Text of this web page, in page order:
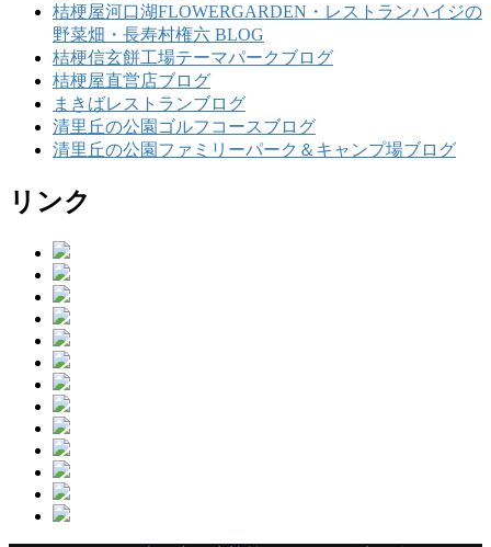
桔梗屋河口湖FLOWERGARDEN・レストランハイジの
野菜畑・長寿村権六 BLOG
桔梗信玄餅工場テーマパークブログ
桔梗屋直営店ブログ
まきばレストランブログ
清里丘の公園ゴルフコースブログ
清里丘の公園ファミリーパーク＆キャンプ場ブログ
リンク